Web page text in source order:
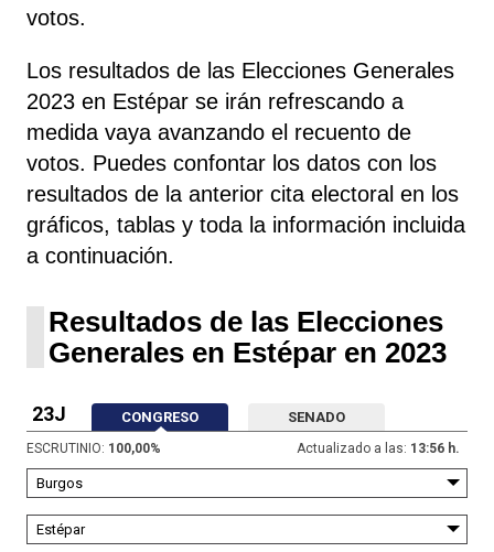
votos.
Los resultados de las Elecciones Generales
2023 en Estépar se irán refrescando a
medida vaya avanzando el recuento de
votos. Puedes confontar los datos con los
resultados de la anterior cita electoral en los
gráficos, tablas y toda la información incluida
a continuación.
Resultados de las Elecciones
Generales en Estépar en 2023
23J CONGRESO SENADO
ESCRUTINIO: 100,00% Actualizado a las: 13:56 h.